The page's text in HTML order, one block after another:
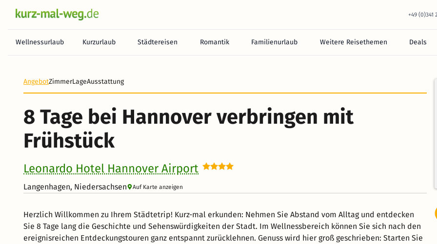
+49 (0)341
Wellnessurlaub Kurzurlaub Städtereisen Romantik Familienurlaub Weitere Reisethemen Deals
AngebotZimmerLageAusstattung
8 Tage bei Hannover verbringen mit
Frühstück
Leonardo Hotel Hannover Airport
Langenhagen, Niedersachsen Auf Karte anzeigen
Herzlich Willkommen zu Ihrem Städtetrip! Kurz-mal erkunden: Nehmen Sie Abstand vom Alltag und entdecken
Sie 8 Tage lang die Geschichte und Sehenswürdigkeiten der Stadt. Im Wellnessbereich können Sie sich nach den
ereignisreichen Entdeckungstouren ganz entspannt zurücklehnen. Genuss wird hier groß geschrieben: Starten Sie